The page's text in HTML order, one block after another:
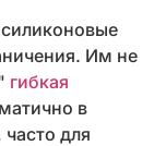
Им не
гибкая
в
для